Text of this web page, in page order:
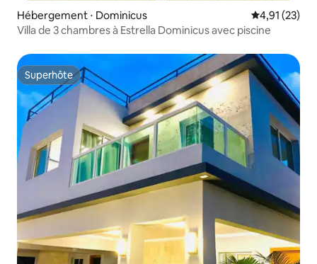
Hébergement ⋅ Dominicus Évaluation
4,91 (23)
Villa de 3 chambres à Estrella Dominicus avec piscine
Superhôte
Superhôte